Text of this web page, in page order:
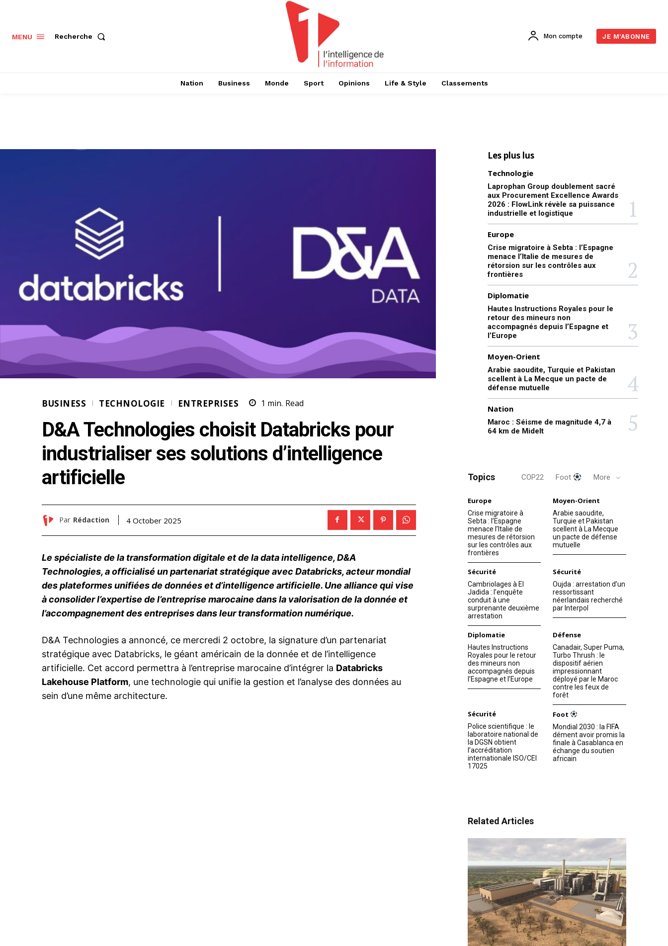
MENU Recherche Mon compte JE M'ABONNE
Nation Business Monde Sport Opinions Life & Style Classements
BUSINESS TECHNOLOGIE ENTREPRISES 1 min. Read
D&A Technologies choisit Databricks pour
industrialiser ses solutions d’intelligence
artificielle
Par Rédaction 4 October 2025
Le spécialiste de la transformation digitale et de la data intelligence, D&A
Technologies, a officialisé un partenariat stratégique avec Databricks, acteur mondial
des plateformes unifiées de données et d’intelligence artificielle. Une alliance qui vise
à consolider l’expertise de l’entreprise marocaine dans la valorisation de la donnée et
l’accompagnement des entreprises dans leur transformation numérique.
D&A Technologies a annoncé, ce mercredi 2 octobre, la signature d’un partenariat
stratégique avec Databricks, le géant américain de la donnée et de l’intelligence
artificielle. Cet accord permettra à l’entreprise marocaine d’intégrer la Databricks
Lakehouse Platform, une technologie qui unifie la gestion et l’analyse des données au
sein d’une même architecture.
Les plus lus
Technologie
Laprophan Group doublement sacré
aux Procurement Excellence Awards
2026 : FlowLink révèle sa puissance
industrielle et logistique
Europe
Crise migratoire à Sebta : l’Espagne
menace l’Italie de mesures de
rétorsion sur les contrôles aux
frontières
Diplomatie
Hautes Instructions Royales pour le
retour des mineurs non
accompagnés depuis l’Espagne et
l’Europe
Moyen-Orient
Arabie saoudite, Turquie et Pakistan
scellent à La Mecque un pacte de
défense mutuelle
Nation
Maroc : Séisme de magnitude 4,7 à
64 km de Midelt
Topics COP22 Foot More
Europe
Crise migratoire à
Sebta : l’Espagne
menace l’Italie de
mesures de rétorsion
sur les contrôles aux
frontières
Moyen-Orient
Arabie saoudite,
Turquie et Pakistan
scellent à La Mecque
un pacte de défense
mutuelle
Sécurité
Cambriolages à El
Jadida : l’enquête
conduit à une
surprenante deuxième
arrestation
Sécurité
Oujda : arrestation d’un
ressortissant
néerlandais recherché
par Interpol
Diplomatie
Hautes Instructions
Royales pour le retour
des mineurs non
accompagnés depuis
l’Espagne et l’Europe
Défense
Canadair, Super Puma,
Turbo Thrush : le
dispositif aérien
impressionnant
déployé par le Maroc
contre les feux de
forêt
Sécurité
Police scientifique : le
laboratoire national de
la DGSN obtient
l’accréditation
internationale ISO/CEI
17025
Foot
Mondial 2030 : la FIFA
dément avoir promis la
finale à Casablanca en
échange du soutien
africain
Related Articles